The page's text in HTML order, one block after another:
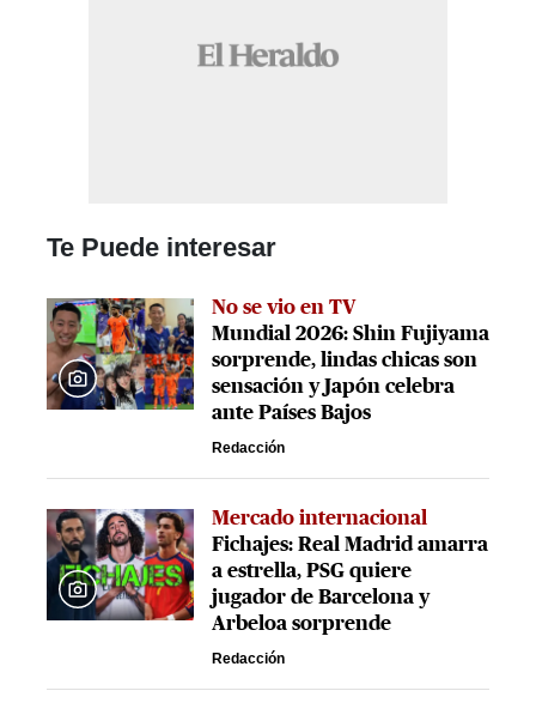
Te Puede interesar
No se vio en TV
Mundial 2026: Shin Fujiyama
sorprende, lindas chicas son
sensación y Japón celebra
ante Países Bajos
Redacción
Mercado internacional
Fichajes: Real Madrid amarra
a estrella, PSG quiere
jugador de Barcelona y
Arbeloa sorprende
Redacción